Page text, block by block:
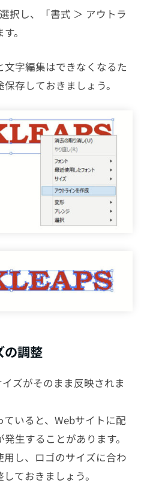
択し、「書式 ＞ アウトラ
。
字編集はできなくなるた
存しておきましょう。
の調整
ズがそのまま反映されま
いると、Webサイトに配
生することがあります。
し、ロゴのサイズに合わ
ておきましょう。